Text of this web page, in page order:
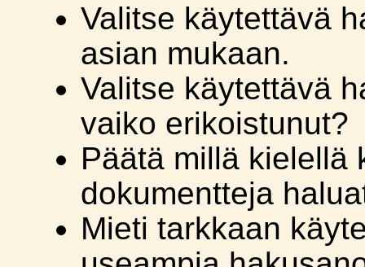
Valitse käytettävä
asian mukaan.
Valitse käytettävä
vaiko erikoistunut?
Päätä millä kielellä
dokumentteja
Mieti tarkkaan